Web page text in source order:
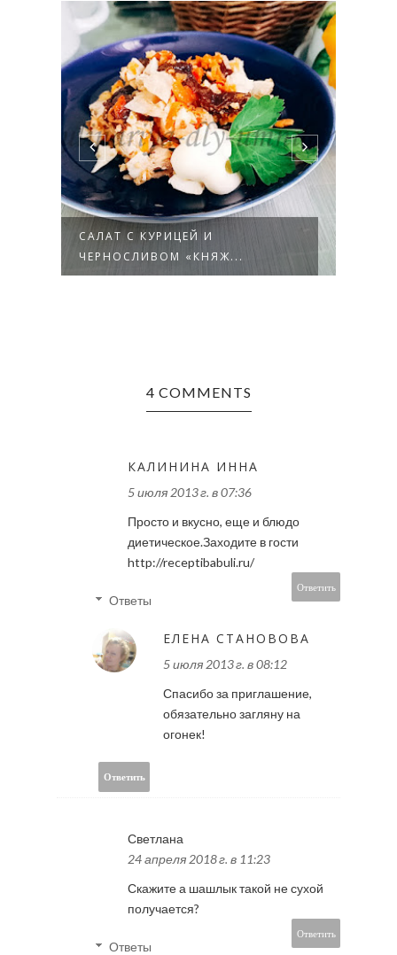
САЛАТ С КУРИЦЕЙ И
ЧЕРНОСЛИВОМ «КНЯЖ...
4 COMMENTS
КАЛИНИНА ИННА
5 июля 2013 г. в 07:36
Просто и вкусно, еще и блюдо
диетическое.Заходите в гости
http://receptibabuli.ru/
Ответить
Ответы
ЕЛЕНА СТАНОВОВА
5 июля 2013 г. в 08:12
Спасибо за приглашение,
обязательно загляну на
огонек!
Ответить
Светлана
24 апреля 2018 г. в 11:23
Скажите а шашлык такой не сухой
получается?
Ответить
Ответы